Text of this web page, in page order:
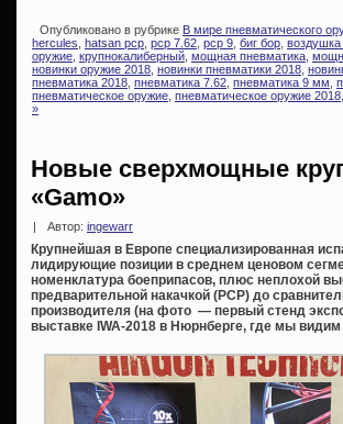
Опубликовано в рубрике В мире пневматического
hercules hatsan pcp pcp 7.62 pcp 9 биг бор
оружие крупнокалиберный мощная пневматика
новинки оружие 2018 новинки пневматики 2018
пневматика 2018 пневматика 7.62 пневматика 9 мм
пневматическое оружие пневматическое оружие 2018
»
Новые сверхмощные
«Gamo»
| Автор: ingewarr
Крупнейшая в Европе специализированная
лидирующие позиции в среднем ценовом
номенклатура боеприпасов, плюс неплохой
предварительной накачкой (PCP) до
производителя (на фото — первый стенд
выставке IWA-2018 в Нюрнберге, где мы